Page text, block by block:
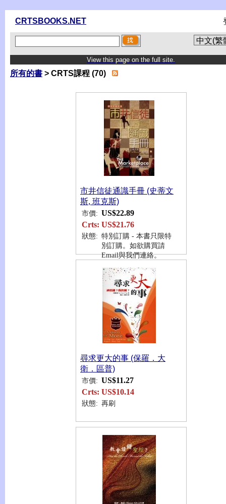
CRTSBOOKS.NET
View this page on the full site.
所有的書 > CRTS課程 (70)
市井信徒通識手冊 (史蒂文
斯, 班克斯)
市價: US$22.89
Crts: US$21.76
狀態: 特別訂購 - 本書只限特
別訂購。如欲購買請
Email與我們連絡。
尋求更大的事 (保羅．大
衛．區普)
市價: US$11.27
Crts: US$10.14
狀態: 再刷